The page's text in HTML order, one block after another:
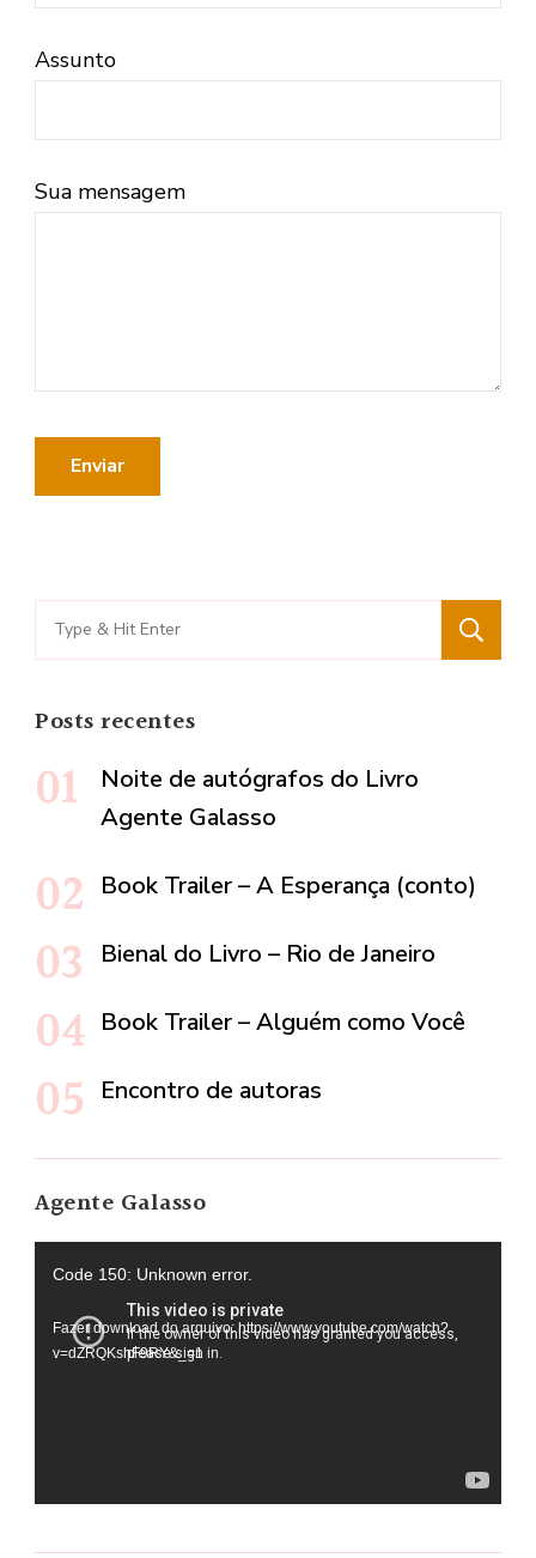
Assunto
Sua mensagem
Search
for:
Posts recentes
Noite de autógrafos do Livro
Agente Galasso
Book Trailer – A Esperança (conto)
Bienal do Livro – Rio de Janeiro
Book Trailer – Alguém como Você
Encontro de autoras
Agente Galasso
vídeo
Code 150: Unknown error.
Fazer download do arquivo: https://www.youtube.com/watch?
v=dZRQKshF9RY&_=1